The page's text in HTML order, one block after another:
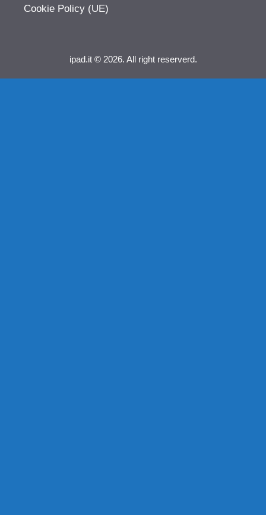
Cookie Policy (UE)
ipad.it © 2026. All right reserverd.